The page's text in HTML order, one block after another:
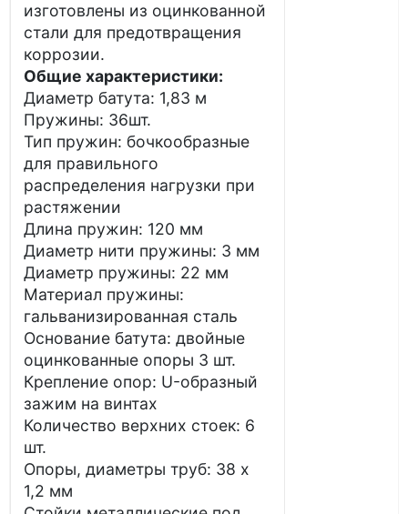
изготовлены из оцинкованной
стали для предотвращения
коррозии.
Общие характеристики:
Диаметр батута: 1,83 м
Пружины: 36шт.
Тип пружин: бочкообразные
для правильного
распределения нагрузки при
растяжении
Длина пружин: 120 мм
Диаметр нити пружины: 3 мм
Диаметр пружины: 22 мм
Материал пружины:
гальванизированная сталь
Основание батута: двойные
оцинкованные опоры 3 шт.
Крепление опор: U-образный
зажим на винтах
Количество верхних стоек: 6
шт.
Опоры, диаметры труб: 38 х
1,2 мм